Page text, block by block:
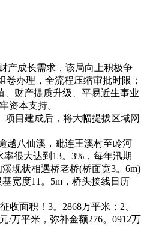
产成长需求，该局向上积极争
办理，全流程压缩审批时限；
、财产提质升级、平易近生事业
资本支持。
目建成后，将大幅提拔区域网
越八仙溪，毗连王溪村至岭河
很大达到13。3%，每年汛期
现状相遇桥老桥(桥面宽3。6m)
宽度11。5m，桥头接线日历
面积！3。2868万平米；2、
/万平米，弥补金额276。0912万